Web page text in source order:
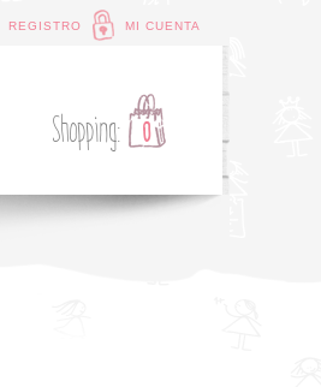
REGISTRO MI CUENTA
Shopping: 0